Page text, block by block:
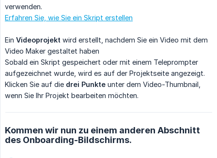
verwenden.
Erfahren Sie, wie Sie ein Skript erstellen
Ein Videoprojekt wird erstellt, nachdem Sie ein Video mit dem
Video Maker gestaltet haben
Sobald ein Skript gespeichert oder mit einem Teleprompter
aufgezeichnet wurde, wird es auf der Projektseite angezeigt.
Klicken Sie auf die drei Punkte unter dem Video-Thumbnail,
wenn Sie Ihr Projekt bearbeiten möchten.
Kommen wir nun zu einem anderen Abschnitt
des Onboarding-Bildschirms.